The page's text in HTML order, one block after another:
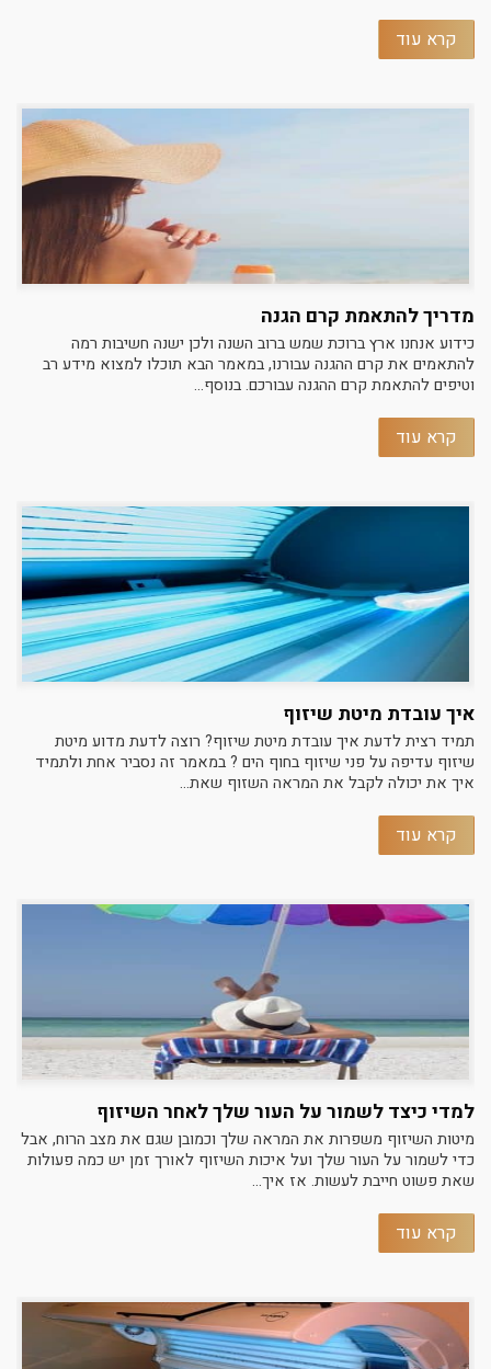
קרא עוד
מדריך להתאמת קרם הגנה
כידוע אנחנו ארץ ברוכת שמש ברוב השנה ולכן ישנה חשיבות רמה
להתאמים את קרם ההגנה עבורנו, במאמר הבא תוכלו למצוא מידע רב
וטיפים להתאמת קרם ההגנה עבורכם. בנוסף...
קרא עוד
איך עובדת מיטת שיזוף
תמיד רצית לדעת איך עובדת מיטת שיזוף? רוצה לדעת מדוע מיטת
שיזוף עדיפה על פני שיזוף בחוף הים ? במאמר זה נסביר אחת ולתמיד
איך את יכולה לקבל את המראה השזוף שאת...
קרא עוד
למדי כיצד לשמור על העור שלך לאחר השיזוף
מיטות השיזוף משפרות את המראה שלך וכמובן שגם את מצב הרוח, אבל
כדי לשמור על העור שלך ועל איכות השיזוף לאורך זמן יש כמה פעולות
שאת פשוט חייבת לעשות. אז איך...
קרא עוד